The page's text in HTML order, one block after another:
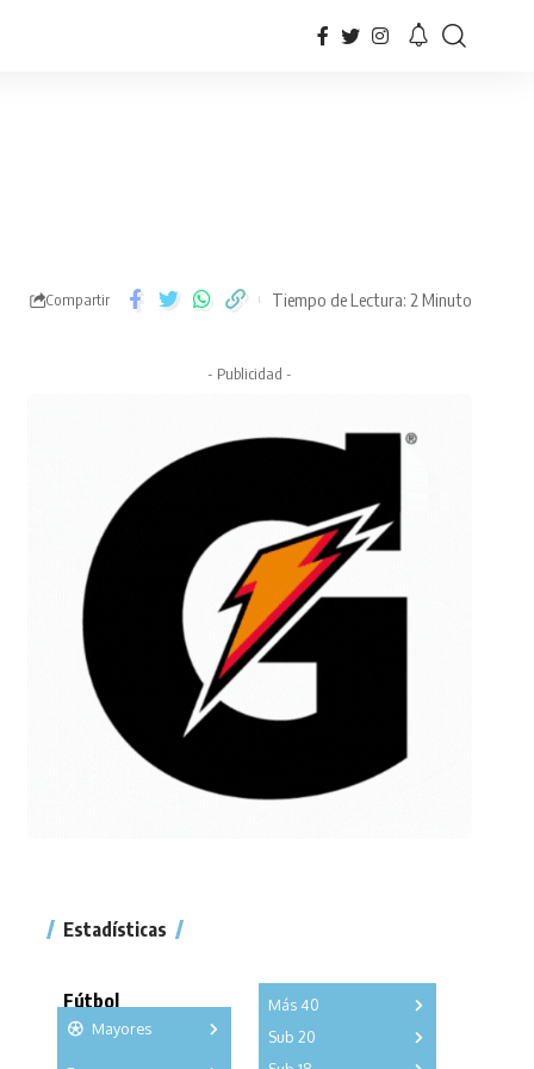
Compartir Tiempo de Lectura: 2 Minuto
- Publicidad -
Estadísticas
Fútbol
Mayores
Más 40
Sub 20